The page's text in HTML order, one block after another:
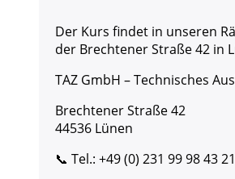
Der Kurs findet in unseren
der Brechtener Straße 42 in
TAZ GmbH – Technisches
Brechtener Straße 42
44536 Lünen
📞 Tel.: +49 (0) 231 99 98 43 21